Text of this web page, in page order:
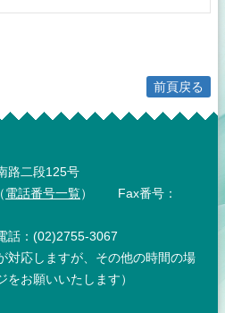
前頁戻る
路二段125号
電話番号一覧） Fax番号：
話：(02)2755-3067
対応しますが、その他の時間の場
お願いいたします）